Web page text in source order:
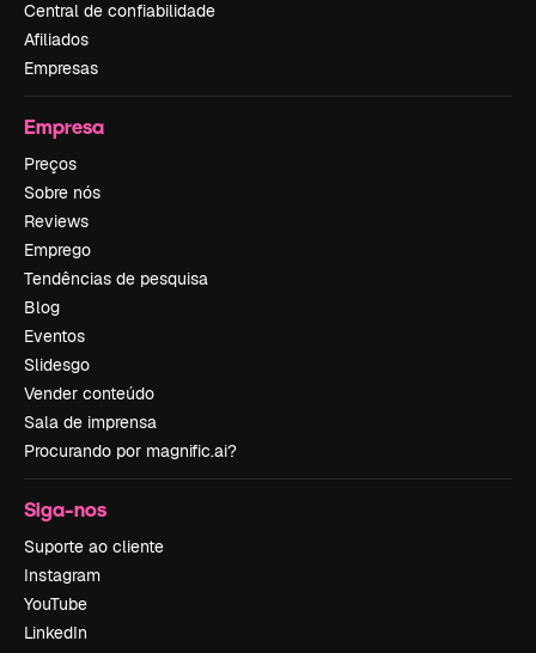
Central de confiabilidade
Afiliados
Empresas
Empresa
Preços
Sobre nós
Reviews
Emprego
Tendências de pesquisa
Blog
Eventos
Slidesgo
Vender conteúdo
Sala de imprensa
Procurando por magnific.ai?
Siga-nos
Suporte ao cliente
Instagram
YouTube
LinkedIn